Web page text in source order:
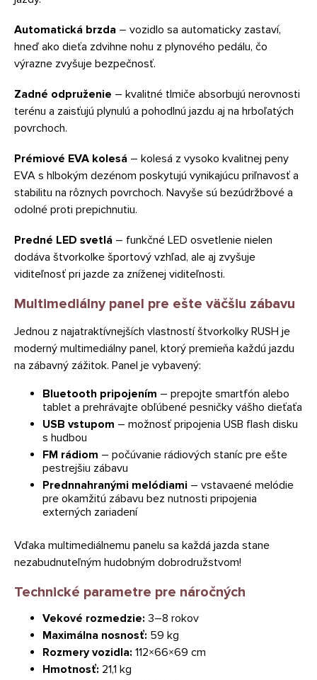
Automatická brzda – vozidlo sa automaticky zastaví,
hneď ako dieťa zdvihne nohu z plynového pedálu, čo
výrazne zvyšuje bezpečnosť.
Zadné odpruženie – kvalitné tlmiče absorbujú nerovnosti
terénu a zaisťujú plynulú a pohodlnú jazdu aj na hrboľatých
povrchoch.
Prémiové EVA kolesá – kolesá z vysoko kvalitnej peny
EVA s hlbokým dezénom poskytujú vynikajúcu priľnavosť a
stabilitu na rôznych povrchoch. Navyše sú bezúdržbové a
odolné proti prepichnutiu.
Predné LED svetlá – funkčné LED osvetlenie nielen
dodáva štvorkolke športový vzhľad, ale aj zvyšuje
viditeľnosť pri jazde za zníženej viditeľnosti.
Multimediálny panel pre ešte väčšiu zábavu
Jednou z najatraktívnejších vlastností štvorkolky RUSH je
moderný multimediálny panel, ktorý premieňa každú jazdu
na zábavný zážitok. Panel je vybavený:
Bluetooth pripojením – prepojte smartfón alebo
tablet a prehrávajte obľúbené pesničky vášho dieťaťa
USB vstupom – možnosť pripojenia USB flash disku
s hudbou
FM rádiom – počúvanie rádiových staníc pre ešte
pestrejšiu zábavu
Prednnahranými melódiami – vstavaené melódie
pre okamžitú zábavu bez nutnosti pripojenia
externých zariadení
Vďaka multimediálnemu panelu sa každá jazda stane
nezabudnuteľným hudobným dobrodružstvom!
Technické parametre pre náročných
Vekové rozmedzie: 3–8 rokov
Maximálna nosnosť: 59 kg
Rozmery vozidla: 112×66×69 cm
Hmotnosť: 21,1 kg